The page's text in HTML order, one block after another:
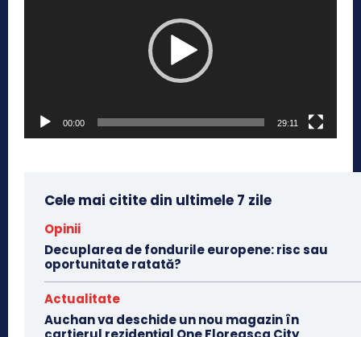
00:00 29:11
Cele mai citite din ultimele 7 zile
Opinii
Decuplarea de fondurile europene: risc sau
oportunitate ratată?
Actualitate
Auchan va deschide un nou magazin în